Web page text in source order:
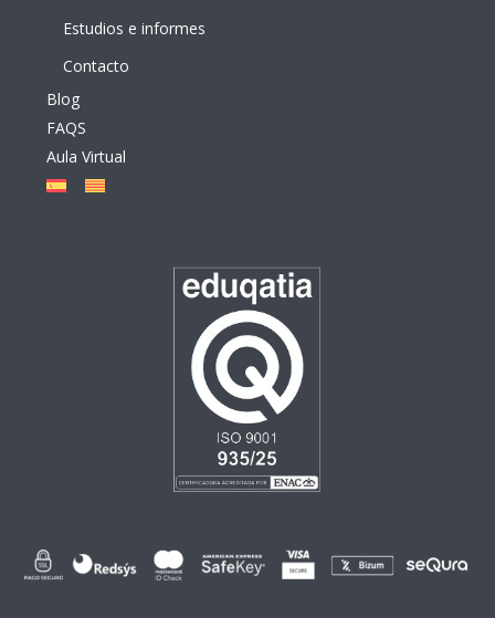
Estudios e informes
Contacto
Blog
FAQS
Aula Virtual